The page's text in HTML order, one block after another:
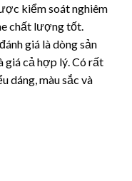
kiểm soát nghiêm
chất lượng tốt.
giá là dòng sản
cả hợp lý. Có rất
dáng, màu sắc và